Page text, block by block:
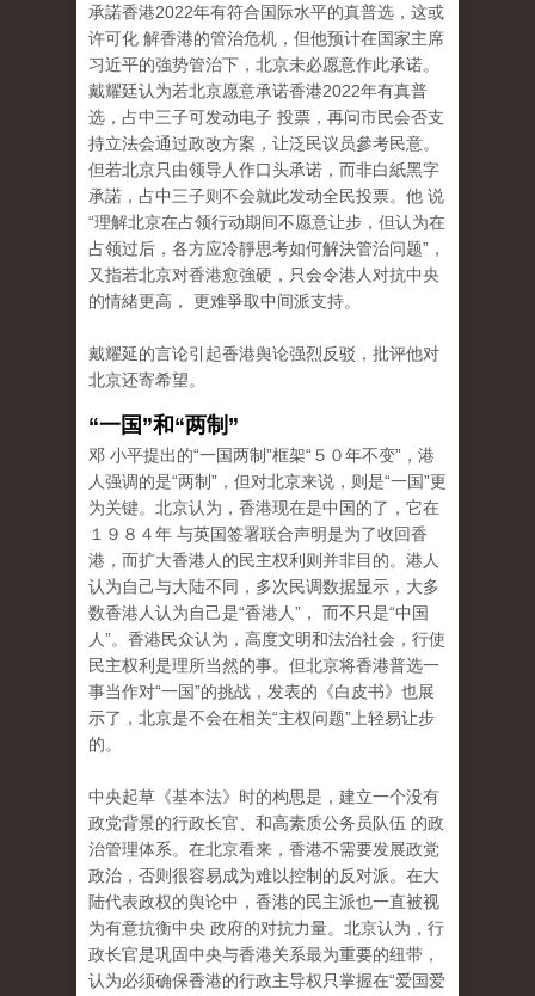
承諾香港2022年有符合国际水平的真普选，这或
许可化 解香港的管治危机，但他预计在国家主席
习近平的強势管治下，北京未必愿意作此承诺。
戴耀廷认为若北京愿意承诺香港2022年有真普
选，占中三子可发动电子 投票，再问市民会否支
持立法会通过政改方案，让泛民议员參考民意。
但若北京只由领导人作口头承诺，而非白紙黑字
承諾，占中三子则不会就此发动全民投票。他 说
“理解北京在占领行动期间不愿意让步，但认为在
占领过后，各方应冷靜思考如何解決管治问题”，
又指若北京对香港愈強硬，只会令港人对抗中央
的情緒更高， 更难爭取中间派支持。
戴耀延的言论引起香港舆论强烈反驳，批评他对
北京还寄希望。
“一国”和“两制”
邓 小平提出的“一国两制”框架“５０年不变”，港
人强调的是“两制”，但对北京来说，则是“一国”更
为关键。北京认为，香港现在是中国的了，它在
１９８４年 与英国签署联合声明是为了收回香
港，而扩大香港人的民主权利则并非目的。港人
认为自己与大陆不同，多次民调数据显示，大多
数香港人认为自己是“香港人”， 而不只是“中国
人”。香港民众认为，高度文明和法治社会，行使
民主权利是理所当然的事。但北京将香港普选一
事当作对“一国”的挑战，发表的《白皮书》也展
示了，北京是不会在相关“主权问题”上轻易让步
的。
中央起草《基本法》时的构思是，建立一个没有
政党背景的行政长官、和高素质公务员队伍 的政
治管理体系。在北京看来，香港不需要发展政党
政治，否则很容易成为难以控制的反对派。在大
陆代表政权的舆论中，香港的民主派也一直被视
为有意抗衡中央 政府的对抗力量。北京认为，行
政长官是巩固中央与香港关系最为重要的纽带，
认为必须确保香港的行政主导权只掌握在“爱国爱